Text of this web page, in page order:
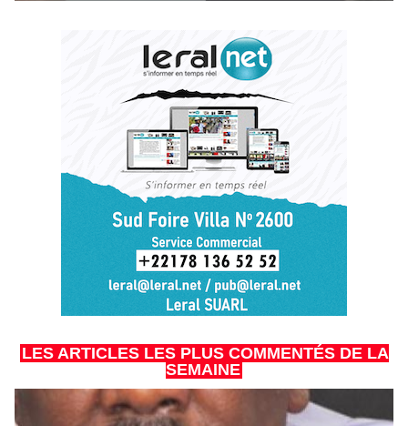
LES ARTICLES LES PLUS COMMENTÉS DE LA
SEMAINE